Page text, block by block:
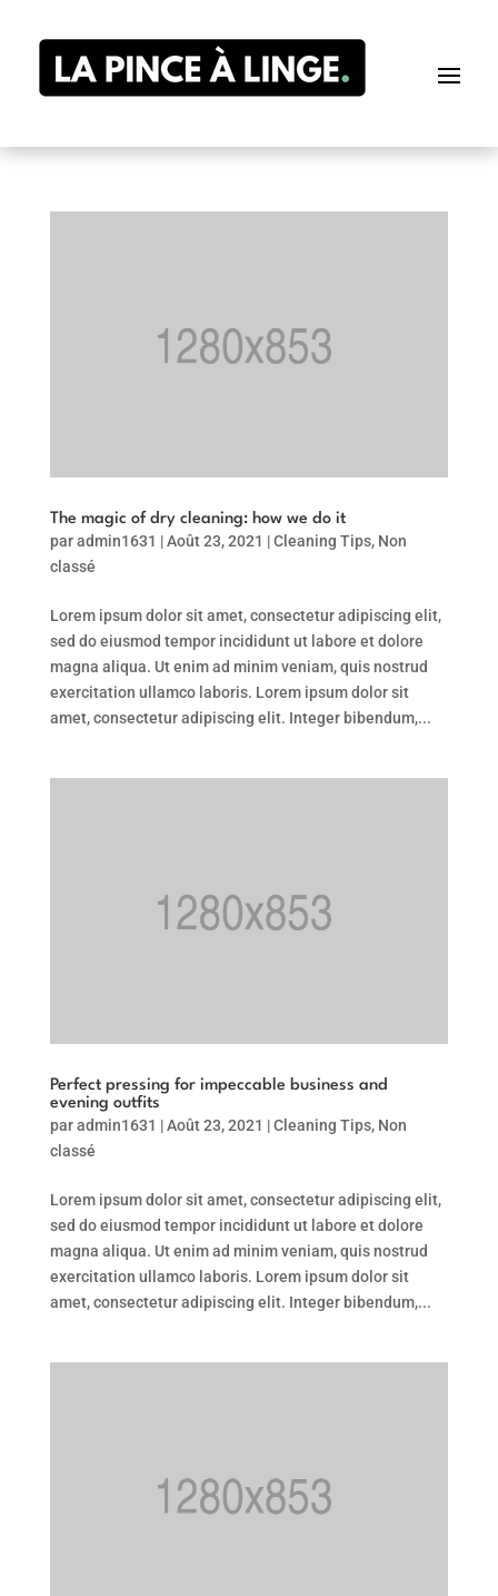
The magic of dry cleaning: how we do it
paradmin1631 |Août 23, 2021 |Cleaning Tips, Non
classé
Lorem ipsum dolor sit amet, consectetur adipiscing elit,
sed do eiusmod tempor incididunt ut labore et dolore
magna aliqua. Ut enim ad minim veniam, quis nostrud
exercitation ullamco laboris. Lorem ipsum dolor sit
amet, consectetur adipiscing elit. Integer bibendum,...
Perfect pressing for impeccable business and
evening outfits
paradmin1631 |Août 23, 2021 |Cleaning Tips, Non
classé
Lorem ipsum dolor sit amet, consectetur adipiscing elit,
sed do eiusmod tempor incididunt ut labore et dolore
magna aliqua. Ut enim ad minim veniam, quis nostrud
exercitation ullamco laboris. Lorem ipsum dolor sit
amet, consectetur adipiscing elit. Integer bibendum,...